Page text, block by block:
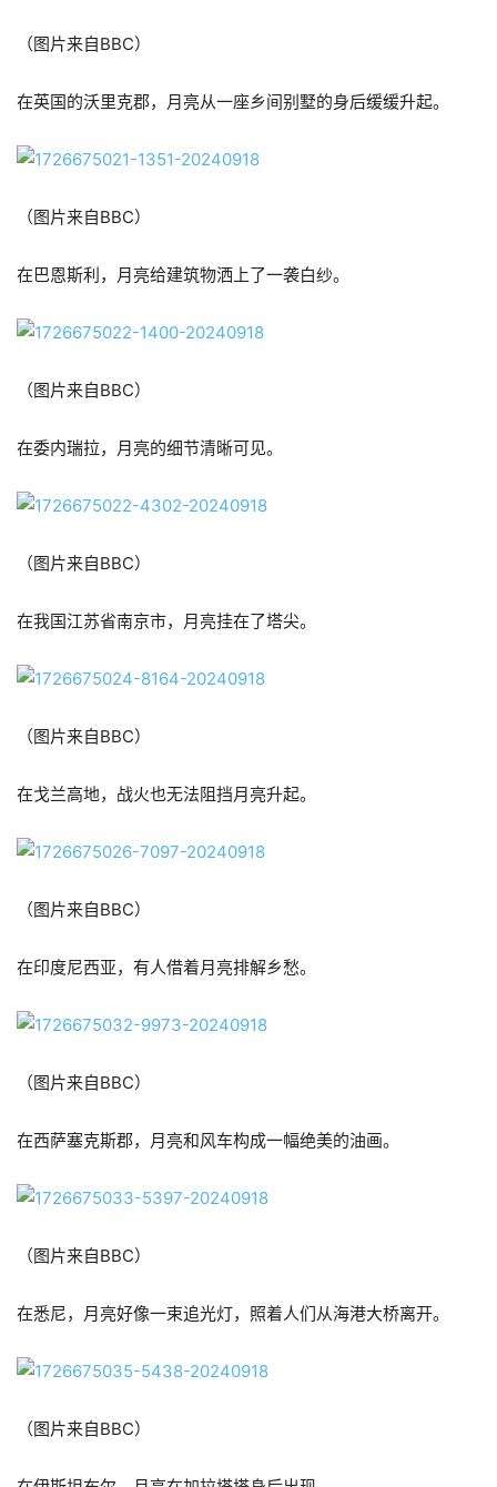
（图片来自BBC）
在英国的沃里克郡，月亮从一座乡间别墅的身后缓缓升起。
（图片来自BBC）
在巴恩斯利，月亮给建筑物洒上了一袭白纱。
（图片来自BBC）
在委内瑞拉，月亮的细节清晰可见。
（图片来自BBC）
在我国江苏省南京市，月亮挂在了塔尖。
（图片来自BBC）
在戈兰高地，战火也无法阻挡月亮升起。
（图片来自BBC）
在印度尼西亚，有人借着月亮排解乡愁。
（图片来自BBC）
在西萨塞克斯郡，月亮和风车构成一幅绝美的油画。
（图片来自BBC）
在悉尼，月亮好像一束追光灯，照着人们从海港大桥离开。
（图片来自BBC）